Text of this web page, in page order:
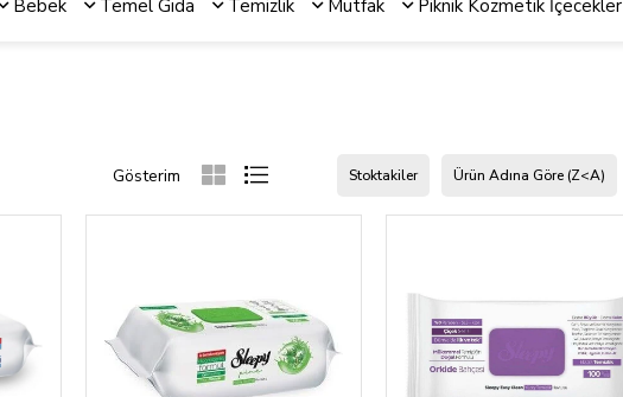
Bebek Temel Gıda Temizlik Mutfak Piknik Kozmetik İçecekler
Ürün Adına Göre (Z<A)
Stoktakiler